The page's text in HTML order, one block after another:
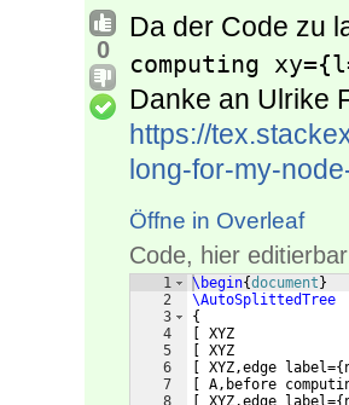
0
Da der Code zu
computing
Danke an Ulrike
https://
long-for-my-
Öffne in Overleaf
Code, hier
1
2
3
4
5
6
7
\begin{document }
\AutoSplittedTree
{
XYZ
XYZ
XYZ,edge label={
A,before